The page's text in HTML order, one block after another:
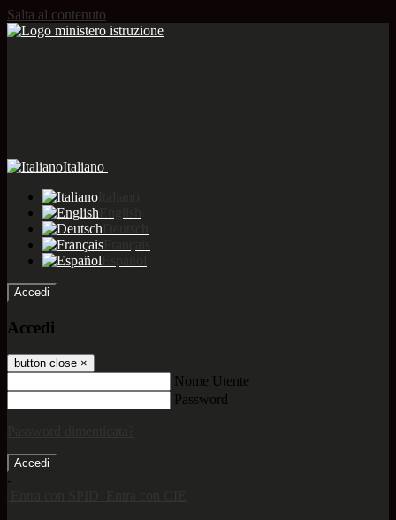
Salta al contenuto
Italiano
Accedi
Accedi
button close ×
Nome Utente
Password
-